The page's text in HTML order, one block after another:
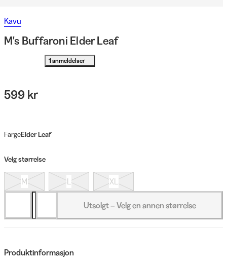
Kavu
M's Buffaroni Elder Leaf
1 anmeldelser
599 kr
FargeElder Leaf
Velg størrelse
M L XL
Utsolgt – Velg en annen størrelse
Produktinformasjon